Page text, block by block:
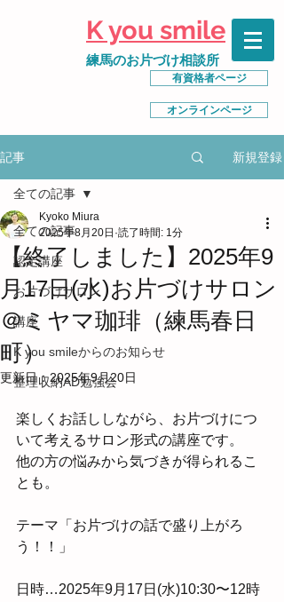
K you smile
練馬のお片づけ相談所
有資格者ページ
オンラインページ
記事 新規登録
全ての記事
認定講座
お片づけサロン
講座
K you smileからのお知らせ
整理収納AD勉強会
全ての記事
【終了しました】2025年9
月17日(水)お片づけサロン
＠ミヤマ珈琲（練馬春日
町）
Kyoko Miura
2025年8月20日 読了時間: 1分
更新日：2025年9月20日
楽しくお話ししながら、お片づけにつ
いて考えるサロン形式の講座です。
他の方の悩みから気づきが得られるこ
とも。
テーマ「お片づけの話で盛り上がろ
う！！」
日時…2025年9月17日(水)10:30〜12時